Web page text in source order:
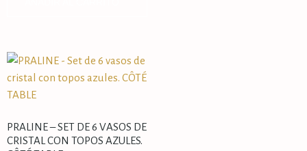
PRALINE – SET DE 6 VASOS DE
CRISTAL CON TOPOS AZULES.